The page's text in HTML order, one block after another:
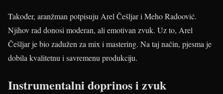
Također, aranžman potpisuju Arel Češljar i Meho Radoović.
Njihov rad donosi moderan, ali emotivan zvuk. Uz to, Arel
Češljar je bio zadužen za mix i mastering. Na taj način, pjesma je
dobila kvalitetnu i savremenu produkciju.
Instrumentalni doprinos i zvuk